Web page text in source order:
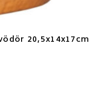
20,5x14x17cm